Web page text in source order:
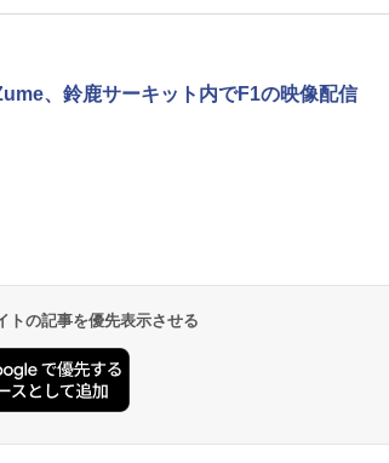
、鈴鹿サーキット内でF1の映像配信
トの記事を優先表示させる